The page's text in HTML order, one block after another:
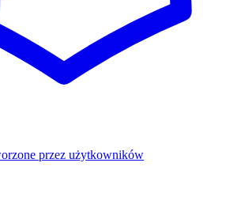
przez użytkowników